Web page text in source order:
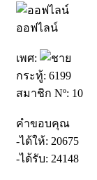
ออฟไลน์
เพศ:
กระทู้: 6199
สมาชิก Nº: 10
คำขอบคุณ
-ได้ให้: 20675
-ได้รับ: 24148